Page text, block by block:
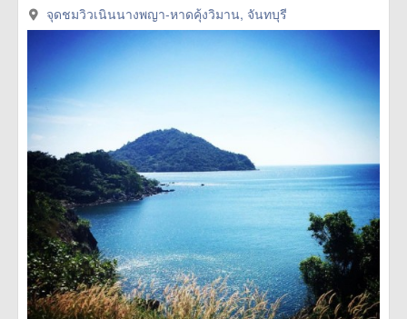
จุดชมวิวเนินนางพญา-หาดคุ้งวิมาน, จันทบุรี